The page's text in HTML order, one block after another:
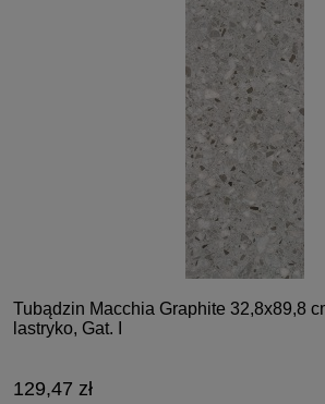
Tubądzin Macchia Graphite 32,8x89,8
lastryko, Gat. I
129,47 zł